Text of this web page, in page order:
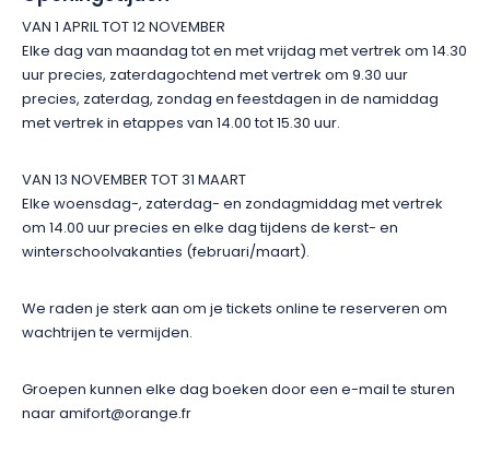
VAN 1 APRIL TOT 12 NOVEMBER
Elke dag van maandag tot en met vrijdag met vertrek om 14.30
uur precies, zaterdagochtend met vertrek om 9.30 uur
precies, zaterdag, zondag en feestdagen in de namiddag
met vertrek in etappes van 14.00 tot 15.30 uur.
VAN 13 NOVEMBER TOT 31 MAART
Elke woensdag-, zaterdag- en zondagmiddag met vertrek
om 14.00 uur precies en elke dag tijdens de kerst- en
winterschoolvakanties (februari/maart).
We raden je sterk aan om je tickets online te reserveren om
wachtrijen te vermijden.
Groepen kunnen elke dag boeken door een e-mail te sturen
naar amifort@orange.fr